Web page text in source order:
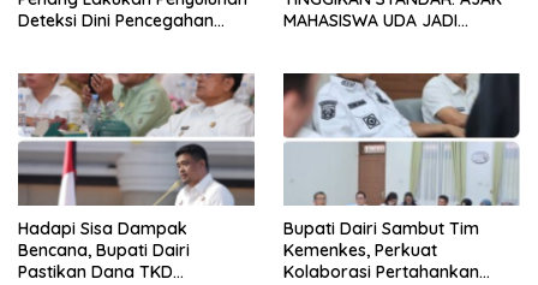
Deteksi Dini Pencegahan
MAHASISWA UDA JADI
LUNTUR ZAMAN
Hadapi Sisa Dampak
Bencana, Bupati Dairi
Pastikan Dana TKD
Bupati Dairi Sambut Tim
Kemenkes, Perkuat
Kolaborasi Pertahankan